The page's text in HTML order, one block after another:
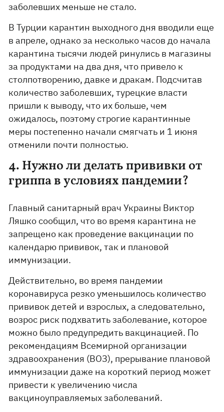
заболевших меньше не стало.
В Турции карантин выходного дня вводили еще
в апреле, однако за несколько часов до начала
карантина тысячи людей ринулись в магазины
за продуктами на два дня, что привело к
столпотворению, давке и дракам. Подсчитав
количество заболевших, турецкие власти
пришли к выводу, что их больше, чем
ожидалось, поэтому строгие карантинные
меры постепенно начали смягчать и 1 июня
отменили почти полностью.
4. Нужно ли делать прививки от
гриппа в условиях пандемии?
Главный санитарный врач Украины Виктор
Ляшко сообщил, что во время карантина не
запрещено как проведение вакцинации по
календарю прививок, так и плановой
иммунизации.
Действительно, во время пандемии
коронавируса резко уменьшилось количество
прививок детей и взрослых, а следовательно,
возрос риск подхватить заболевание, которое
можно было предупредить вакцинацией. По
рекомендациям Всемирной организации
здравоохранения (ВОЗ), прерывание плановой
иммунизации даже на короткий период может
привести к увеличению числа
вакциноуправляемых заболеваний.